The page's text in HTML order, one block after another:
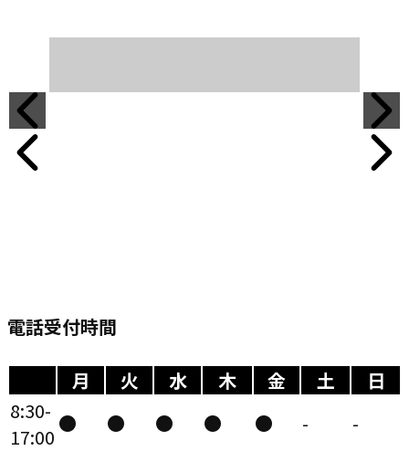
電話受付時間
月 火 水 木 金 土
日
8:30-
17:00
● ● ● ● ● - -